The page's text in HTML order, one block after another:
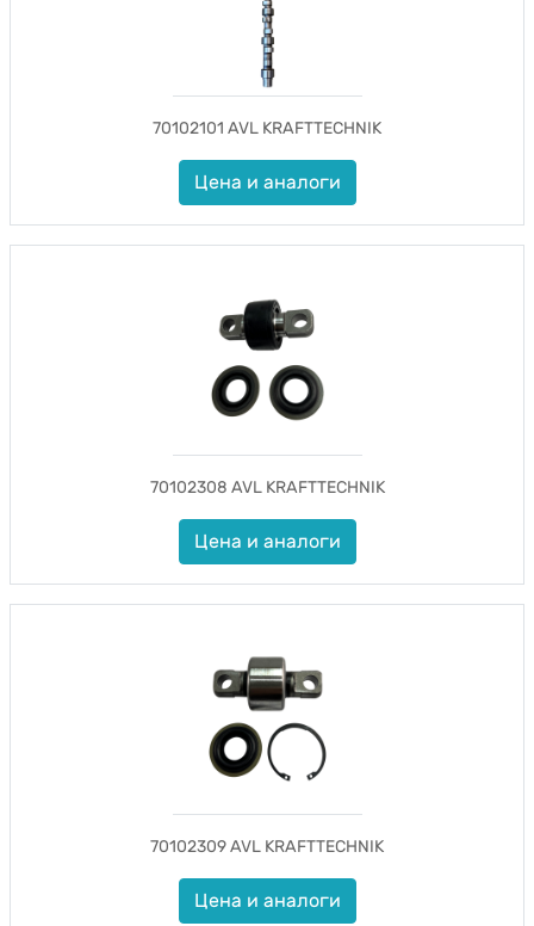
70102101 AVL KRAFTTECHNIK
Цена и аналоги
70102308 AVL KRAFTTECHNIK
Цена и аналоги
70102309 AVL KRAFTTECHNIK
Цена и аналоги